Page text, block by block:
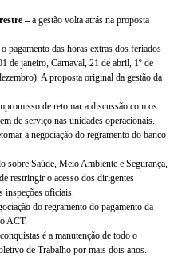
– a gestão volta atrás na proposta
pagamento das horas extras dos feriados
de janeiro, Carnaval, 21 de abril, 1º de
A proposta original da gestão da
de retomar a discussão com os
de serviço nas unidades operacionais.
a negociação do regramento do banco
sobre Saúde, Meio Ambiente e Segurança,
restringir o acesso dos dirigentes
inspeções oficiais.
do regramento do pagamento da
ACT.
é a manutenção de todo o
de Trabalho por mais dois anos.